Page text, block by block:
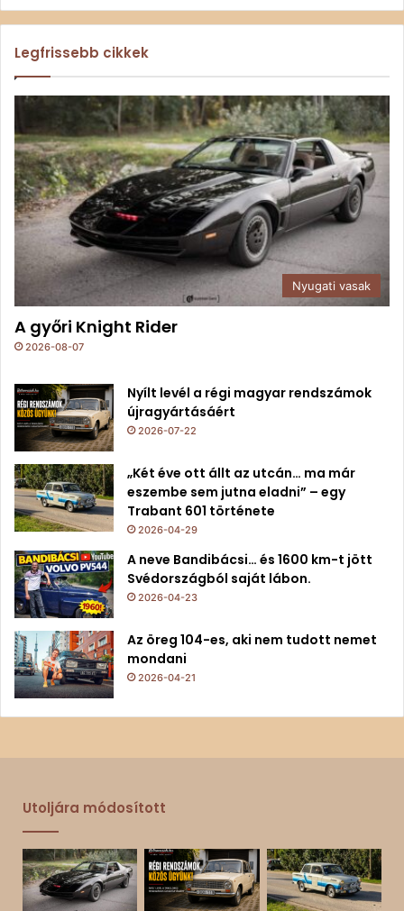
Legfrissebb cikkek
Nyugati vasak
A győri Knight Rider
2026-08-07
Nyílt levél a régi magyar rendszámok
újragyártásáért
2026-07-22
„Két éve ott állt az utcán… ma már
eszembe sem jutna eladni” – egy
Trabant 601 története
2026-04-29
A neve Bandibácsi… és 1600 km-t jött
Svédországból saját lábon.
2026-04-23
Az öreg 104-es, aki nem tudott nemet
mondani
2026-04-21
Utoljára módosított